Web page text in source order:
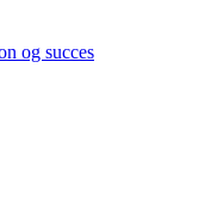
og succes